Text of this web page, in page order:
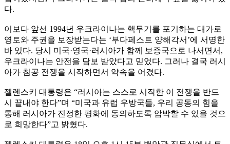
다.
이보다 앞선 1994년 우크라이나는 핵무기를 포기하는 대가로
영토와 주권을 보장받는다는 ‘부다페스트 양해각서’에 서명한
바 있다. 당시 미국·영국·러시아가 함께 보증국으로 나서면서,
우크라이나는 안전을 담보 받았다고 믿었다. 그러나 결국 러시
아가 침공 전쟁을 시작하면서 약속을 어겼다.
젤렌스키 대통령은 “러시아는 스스로 시작한 이 전쟁을 반드
시 끝내야 한다”며 “미국과 유럽 우방국들, 우리 공동의 힘을
통해 러시아가 진정한 평화에 동의하도록 압박할 수 있을 것으
로 희망한다”고 밝혔다.